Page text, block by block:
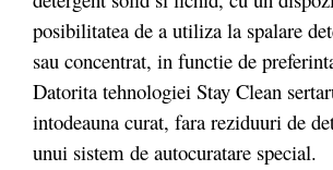
posibilitatea de a utiliza la spalare
sau concentrat, in functie de
Datorita tehnologiei Stay Clean
intodeauna curat, fara reziduuri de
unui sistem de autocuratare special.